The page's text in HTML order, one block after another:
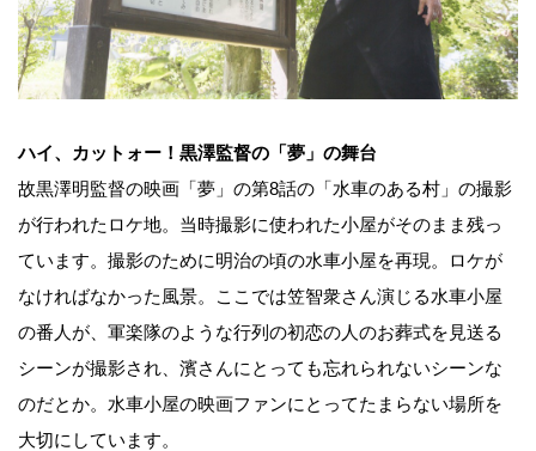
ハイ、カットォー！黒澤監督の「夢」の舞台
故黒澤明監督の映画「夢」の第8話の「水車のある村」の撮影
が行われたロケ地。当時撮影に使われた小屋がそのまま残っ
ています。撮影のために明治の頃の水車小屋を再現。ロケが
なければなかった風景。ここでは笠智衆さん演じる水車小屋
の番人が、軍楽隊のような行列の初恋の人のお葬式を見送る
シーンが撮影され、濱さんにとっても忘れられないシーンな
のだとか。水車小屋の映画ファンにとってたまらない場所を
大切にしています。